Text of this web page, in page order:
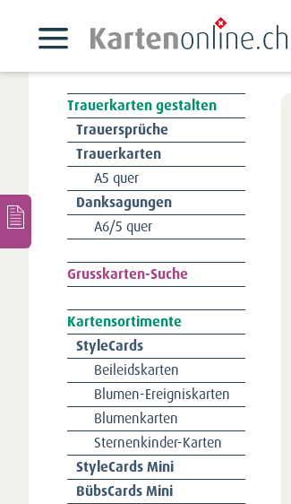
Trauerkarten gestalten
Navigation
überspringen
Trauersprüche
Trauerkarten
A5 quer
Danksagungen
A6/5 quer
Navigation
überspringen
Grusskarten-Suche
Kartensortimente
Navigation
überspringen
StyleCards
Beileidskarten
Blumen-Ereigniskarten
Blumenkarten
Sternenkinder-Karten
StyleCards Mini
BübsCards Mini